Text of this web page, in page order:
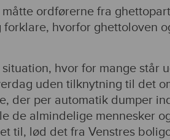
måtte ordførerne fra
forklare, hvorfor ghettoloven
hvor for mange står
uden tilknytning til det
der per automatik dumper
de almindelige mennesker
til, lød det fra Venstres